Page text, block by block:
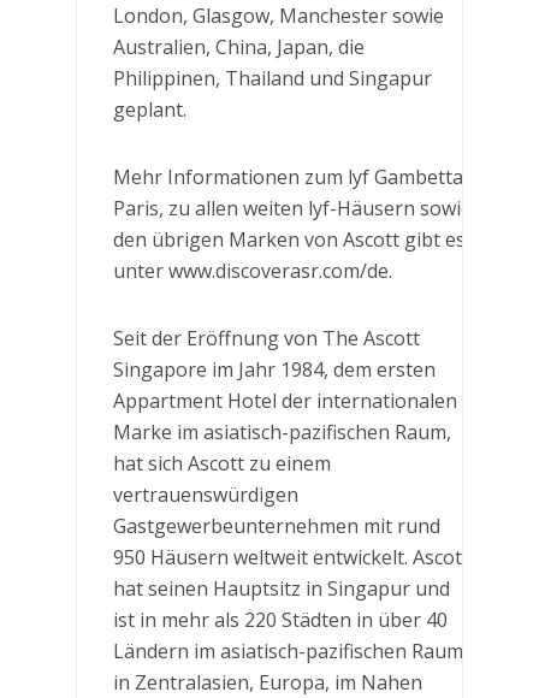
London, Glasgow, Manchester sowie
Australien, China, Japan, die
Philippinen, Thailand und Singapur
geplant.
Mehr Informationen zum lyf Gambetta
Paris, zu allen weiten lyf-Häusern sowie
den übrigen Marken von Ascott gibt es
unter www.discoverasr.com/de.
Seit der Eröffnung von The Ascott
Singapore im Jahr 1984, dem ersten
Appartment Hotel der internationalen
Marke im asiatisch-pazifischen Raum,
hat sich Ascott zu einem
vertrauenswürdigen
Gastgewerbeunternehmen mit rund
950 Häusern weltweit entwickelt. Ascott
hat seinen Hauptsitz in Singapur und
ist in mehr als 220 Städten in über 40
Ländern im asiatisch-pazifischen Raum,
in Zentralasien, Europa, im Nahen